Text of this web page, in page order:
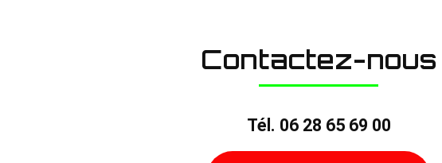
Contactez-nous
Tél. 06 28 65 69 00